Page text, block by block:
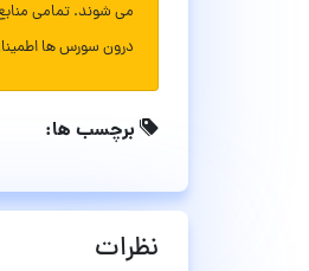
می شوند. تمامی
درون سورس ها
برچسب ها:
نظرات